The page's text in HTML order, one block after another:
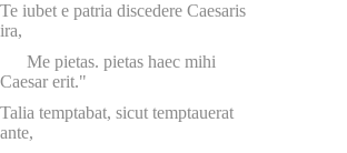
Te iubet e patria discedere Caesaris
ira,
Me pietas. pietas haec mihi
Caesar erit."
Talia temptabat, sicut temptauerat
ante,